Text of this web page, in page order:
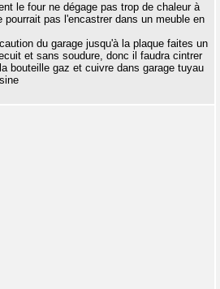
le four ne dégage pas trop de chaleur à
pourrait pas l'encastrer dans un meuble en
du garage jusqu'à la plaque faites un
et sans soudure, donc il faudra cintrer
bouteille gaz et cuivre dans garage tuyau